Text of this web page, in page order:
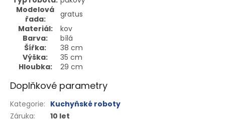
Modelová
řada:
gratus
Materiál:
kov
Barva:
bílá
Šířka:
38 cm
Výška:
35 cm
Hloubka:
29 cm
Doplňkové parametry
Kategorie: Kuchyňské roboty
Záruka: 10 let